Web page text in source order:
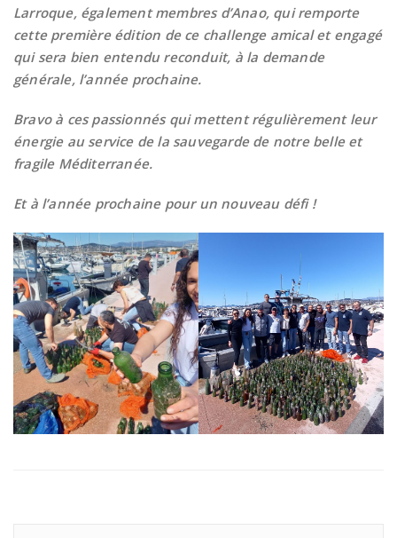
Larroque, également membres d’Anao, qui remporte
cette première édition de ce challenge amical et engagé
qui sera bien entendu reconduit, à la demande
générale, l’année prochaine.
Bravo à ces passionnés qui mettent régulièrement leur
énergie au service de la sauvegarde de notre belle et
fragile Méditerranée.
Et à l’année prochaine pour un nouveau défi !